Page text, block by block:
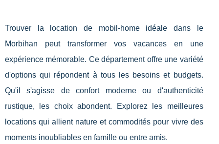
Trouver la location de mobil-home idéale dans le
Morbihan peut transformer vos vacances en une
expérience mémorable. Ce département offre une variété
d'options qui répondent à tous les besoins et budgets.
Qu'il s'agisse de confort moderne ou d'authenticité
rustique, les choix abondent. Explorez les meilleures
locations qui allient nature et commodités pour vivre des
moments inoubliables en famille ou entre amis.